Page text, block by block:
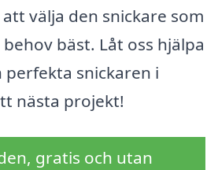
välja den snickare som
bäst. Låt oss hjälpa
snickaren i
nästa projekt!
gratis och utan